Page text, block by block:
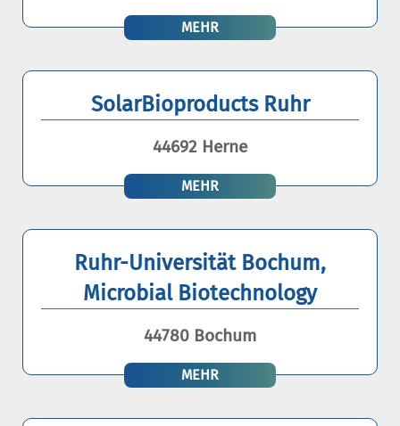
MEHR
SolarBioproducts Ruhr
44692 Herne
MEHR
Ruhr-Universität Bochum,
Microbial Biotechnology
44780 Bochum
MEHR